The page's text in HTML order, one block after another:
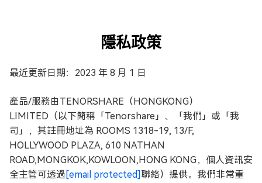
隱私政策
最近更新日期：2023 年 8 月 1 日
產品/服務由TENORSHARE（HONGKONG）
LIMITED（以下簡稱「Tenorshare」、「我們」或「我
司」，其註冊地址為 ROOMS 1318-19, 13/F,
HOLLYWOOD PLAZA, 610 NATHAN
ROAD,MONGKOK,KOWLOON,HONG KONG，個人資訊安
全主管可透過 [email protected] 聯絡）提供。我們非常重